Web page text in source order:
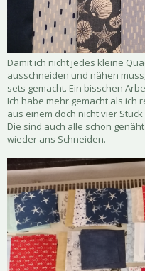
Damit ich nicht jedes kleine
ausschneiden und nähen
sets gemacht. Ein bisschen
Ich habe mehr gemacht als ich
aus einem doch nicht vier
Die sind auch alle schon
wieder ans Schneiden.